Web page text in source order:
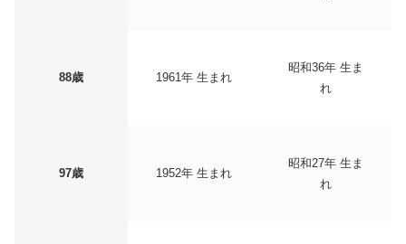
88歳 1961年 生まれ
昭和36年 生ま
れ
97歳 1952年 生まれ
昭和27年 生ま
れ